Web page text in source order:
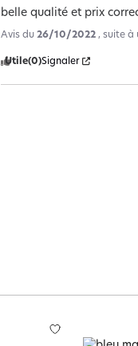
belle qualité et prix
Avis du26/10/2022 , suite à
Utile(0)Signaler